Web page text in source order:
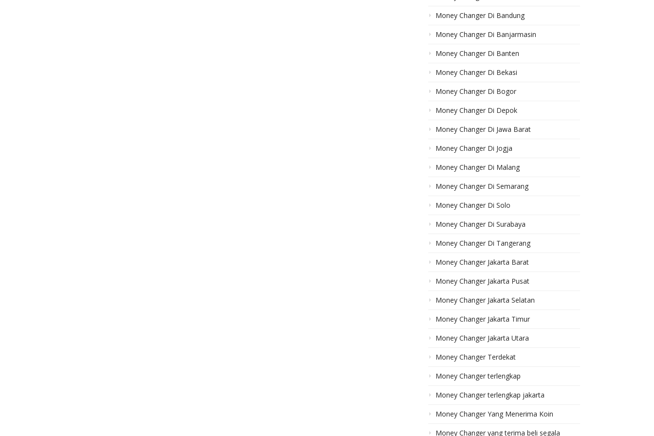
Money Changer Di Bandung
Money Changer Di Banjarmasin
Money Changer Di Banten
Money Changer Di Bekasi
Money Changer Di Bogor
Money Changer Di Depok
Money Changer Di Jawa Barat
Money Changer Di Jogja
Money Changer Di Malang
Money Changer Di Semarang
Money Changer Di Solo
Money Changer Di Surabaya
Money Changer Di Tangerang
Money Changer Jakarta Barat
Money Changer Jakarta Pusat
Money Changer Jakarta Selatan
Money Changer Jakarta Timur
Money Changer Jakarta Utara
Money Changer Terdekat
Money Changer terlengkap
Money Changer terlengkap jakarta
Money Changer Yang Menerima Koin
Money Changer yang terima beli segala